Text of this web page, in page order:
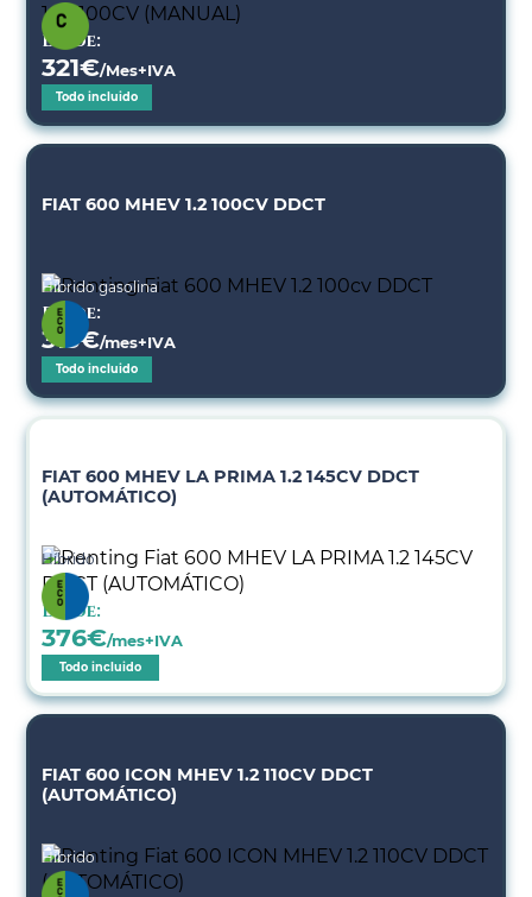
Desde:
321€/Mes+IVA
Todo incluido
FIAT 600 MHEV 1.2 100CV DDCT
Híbrido gasolina
Desde:
313€/mes+IVA
Todo incluido
FIAT 600 MHEV LA PRIMA 1.2 145CV DDCT
(AUTOMÁTICO)
Híbrido
Desde:
376€/mes+IVA
Todo incluido
FIAT 600 ICON MHEV 1.2 110CV DDCT
(AUTOMÁTICO)
Híbrido